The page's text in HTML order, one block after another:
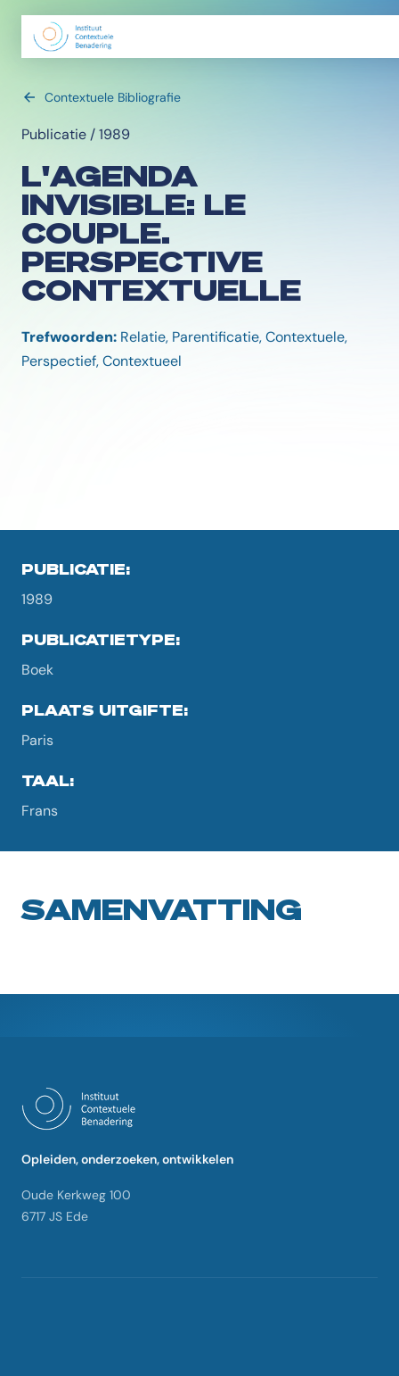
Contextuele Bibliografie
Publicatie / 1989
L'AGENDA
INVISIBLE: LE
COUPLE.
PERSPECTIVE
CONTEXTUELLE
Trefwoorden: Relatie, Parentificatie, Contextuele,
Perspectief, Contextueel
PUBLICATIE:
1989
PUBLICATIETYPE:
Boek
PLAATS UITGIFTE:
Paris
TAAL:
Frans
SAMENVATTING
Opleiden, onderzoeken, ontwikkelen
Oude Kerkweg 100
6717 JS Ede